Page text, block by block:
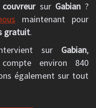
couvreursur Gabian?
maintenant pour
gratuit.
sur Gabian,
environ 840
également sur tout